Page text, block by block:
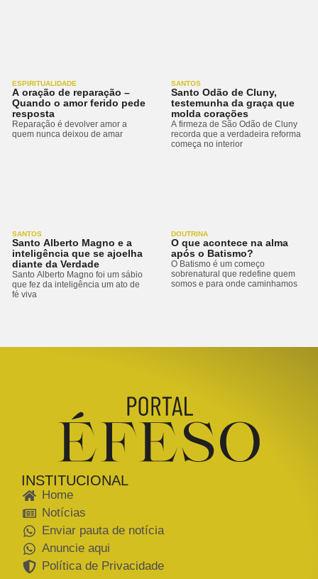
ESPIRITUALIDADE
A oração de reparação –
Quando o amor ferido pede
resposta
Reparação é devolver amor a
quem nunca deixou de amar
SANTOS
Santo Odão de Cluny,
testemunha da graça que
molda corações
A firmeza de São Odão de Cluny
recorda que a verdadeira reforma
começa no interior
SANTOS
Santo Alberto Magno e a
inteligência que se ajoelha
diante da Verdade
Santo Alberto Magno foi um sábio
que fez da inteligência um ato de
fé viva
DOUTRINA
O que acontece na alma
após o Batismo?
O Batismo é um começo
sobrenatural que redefine quem
somos e para onde caminhamos
INSTITUCIONAL
Home
Notícias
Enviar pauta de notícia
Anuncie aqui
Política de Privacidade